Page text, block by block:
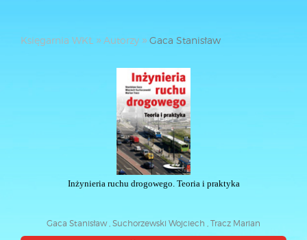
Księgarnia WKŁ Autorzy Gaca Stanisław
Inżynieria ruchu drogowego. Teoria i praktyka
Gaca Stanisław , Suchorzewski Wojciech , Tracz Marian